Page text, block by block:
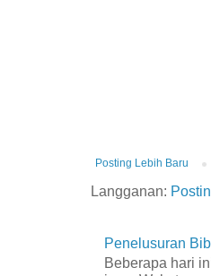
Posting Lebih Baru
Langganan:
Penelusuran
Beberapa hari